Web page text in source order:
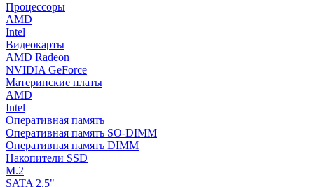
Процессоры
AMD
Intel
Видеокарты
AMD Radeon
NVIDIA GeForce
Материнские платы
AMD
Intel
Оперативная память
Оперативная память SO-DIMM
Оперативная память DIMM
Накопители SSD
M.2
SATA 2.5"